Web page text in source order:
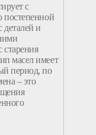
с
постепенной
деталей и
старения
масел имеет
период, по
– это